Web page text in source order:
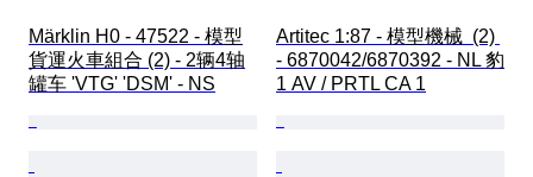
Märklin H0 - 47522 - 模型
貨運火車組合 (2) - 2辆4轴
罐车 'VTG' 'DSM' - NS
Artitec 1:87 - 模型機械  (2)
- 6870042/6870392 - NL 豹
1 AV / PRTL CA 1